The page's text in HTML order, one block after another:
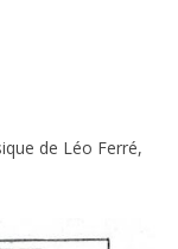
de Léo Ferré,